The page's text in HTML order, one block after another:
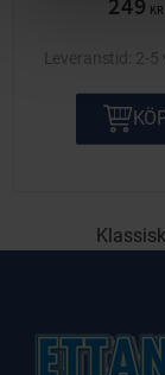
249 KR
2-5